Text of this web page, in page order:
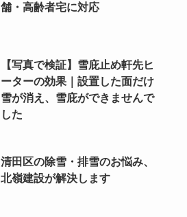
舗・高齢者宅に対応
【写真で検証】雪庇止め軒先ヒ
ーターの効果｜設置した面だけ
雪が消え、雪庇ができませんで
した
清田区の除雪・排雪のお悩み、
北嶺建設が解決します